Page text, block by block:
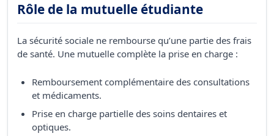
Rôle de la mutuelle étudiante
La sécurité sociale ne rembourse qu’une partie des frais
de santé. Une mutuelle complète la prise en charge :
Remboursement complémentaire des consultations
et médicaments.
Prise en charge partielle des soins dentaires et
optiques.